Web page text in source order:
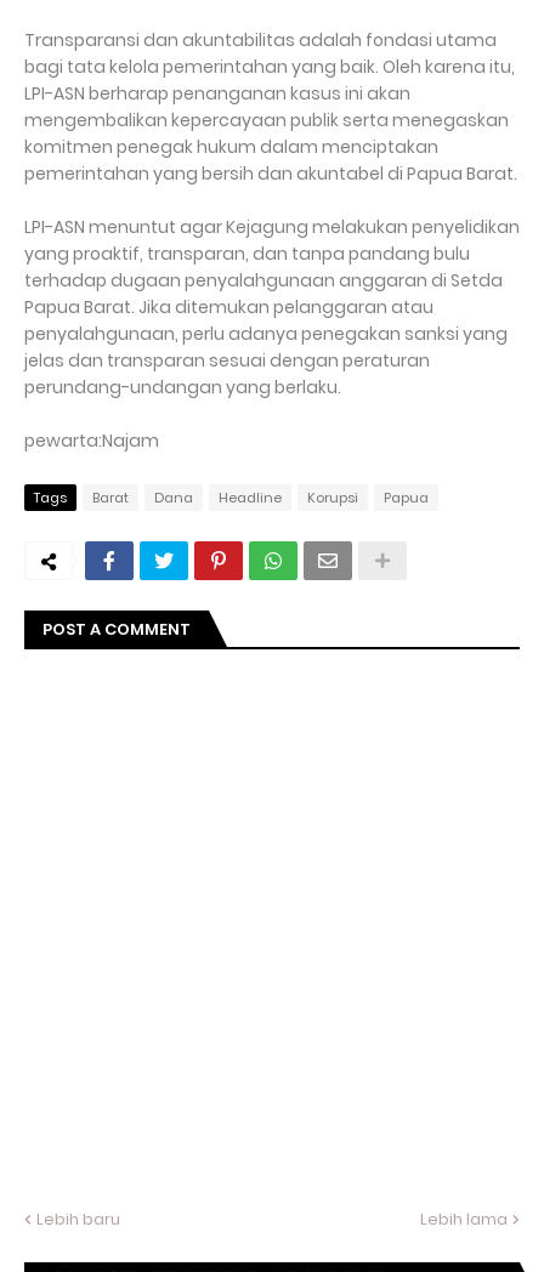
Transparansi dan akuntabilitas adalah fondasi utama
bagi tata kelola pemerintahan yang baik. Oleh karena itu,
LPI-ASN berharap penanganan kasus ini akan
mengembalikan kepercayaan publik serta menegaskan
komitmen penegak hukum dalam menciptakan
pemerintahan yang bersih dan akuntabel di Papua Barat.
LPI-ASN menuntut agar Kejagung melakukan penyelidikan
yang proaktif, transparan, dan tanpa pandang bulu
terhadap dugaan penyalahgunaan anggaran di Setda
Papua Barat. Jika ditemukan pelanggaran atau
penyalahgunaan, perlu adanya penegakan sanksi yang
jelas dan transparan sesuai dengan peraturan
perundang-undangan yang berlaku.
pewarta:Najam
Tags Barat Dana Headline Korupsi Papua
POST A COMMENT
Lebih baru Lebih lama